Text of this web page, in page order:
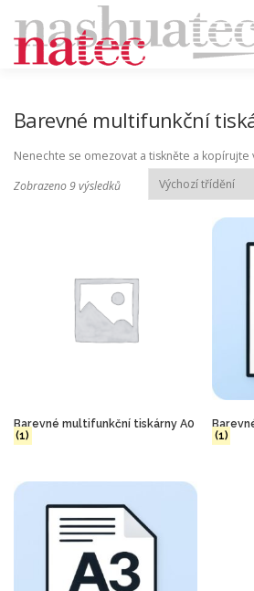
obsah
KONTAKT
Barevné multifunkční
Nenechte se omezovat a tiskněte a kopírujte
Zobrazeno 9 výsledků
Barevné multifunkční tiskárny A0
(1)
(1)